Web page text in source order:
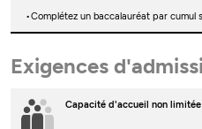
Complétez un baccalauréat par cumul
Exigences
Capacité d'accueil non limitée